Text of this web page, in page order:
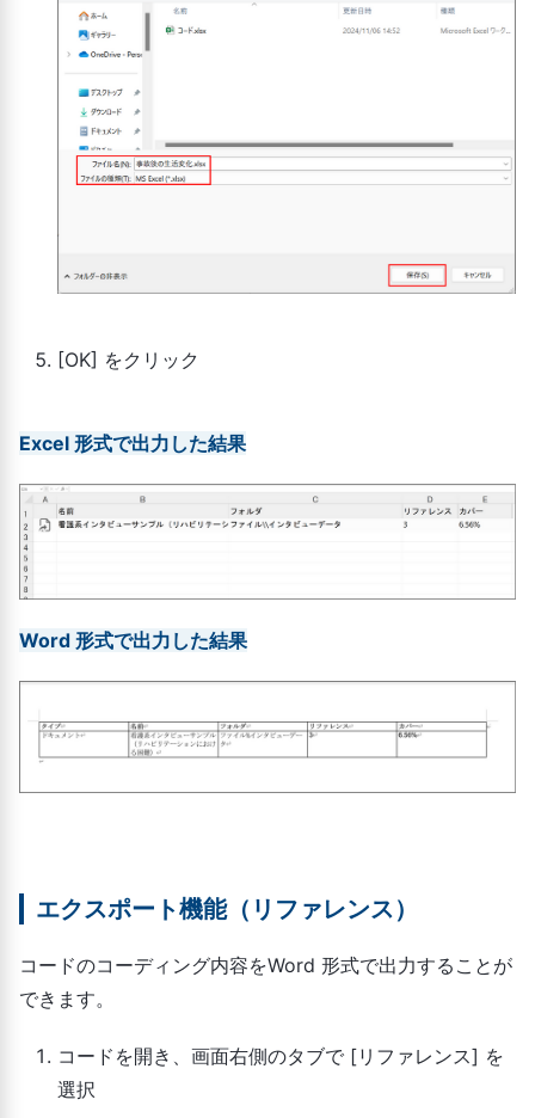
[OK] をクリック
Excel 形式で出力した結果
Word 形式で出力した結果
エクスポート機能（リファレンス）
コードのコーディング内容をWord 形式で出力することが
できます。
コードを開き、画面右側のタブで [リファレンス] を
選択